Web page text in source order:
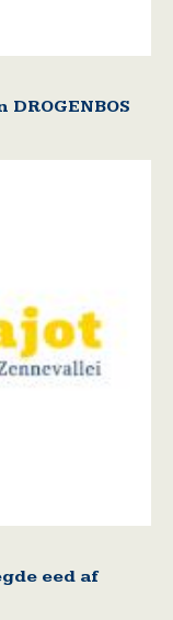
eed af